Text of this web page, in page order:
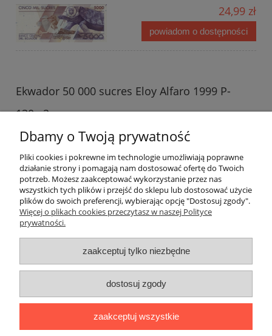
24,99 zł
powiadom o dostępności
Ekwador 50 000 sucres Eloy Alfaro 1999 P-
130e.2
Darmowa dostawa
Darmowa dostawa (Kurier Pocztex 2.0) już od 350,00 zł.
pokaż pełną wersję strony
Sklep internetowy Shoper Premium
Dbamy o Twoją prywatność
Pliki cookies i pokrewne im technologie umożliwiają poprawne
działanie strony i pomagają nam dostosować ofertę do Twoich
potrzeb. Możesz zaakceptować wykorzystanie przez nas
wszystkich tych plików i przejść do sklepu lub dostosować użycie
plików do swoich preferencji, wybierając opcję "Dostosuj zgody".
Więcej o plikach cookies przeczytasz w naszej Polityce
prywatności.
zaakceptuj tylko niezbędne
dostosuj zgody
zaakceptuj wszystkie